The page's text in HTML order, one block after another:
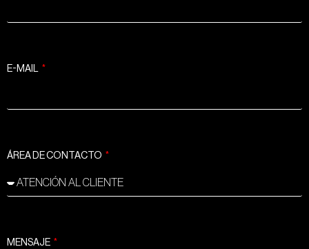
E-MAIL
ÁREA DE CONTACTO
MENSAJE